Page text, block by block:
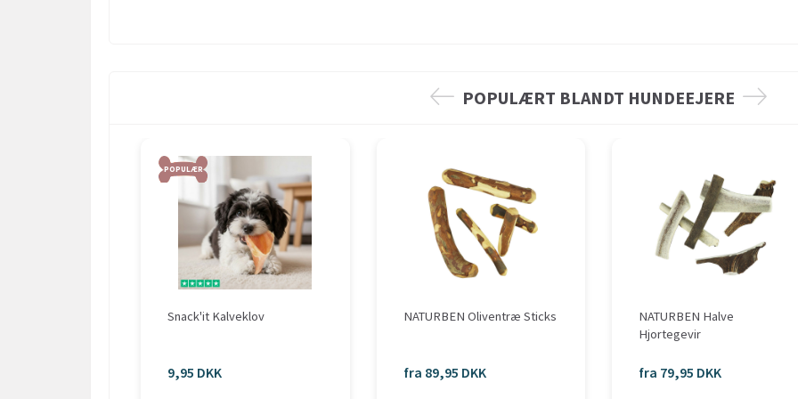
POPULÆRT BLANDT HUNDEEJERE
POPULÆR
Snack'it Kalveklov
9,95 DKK
NATURBEN Oliventræ Sticks
fra 89,95 DKK
NATURBEN Halve
Hjortegevir
fra 79,95 DKK